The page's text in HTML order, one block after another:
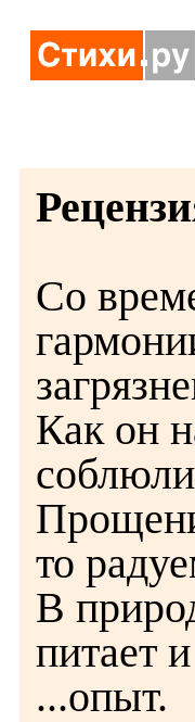
Со
Как он
то
В
питает
...опыт.